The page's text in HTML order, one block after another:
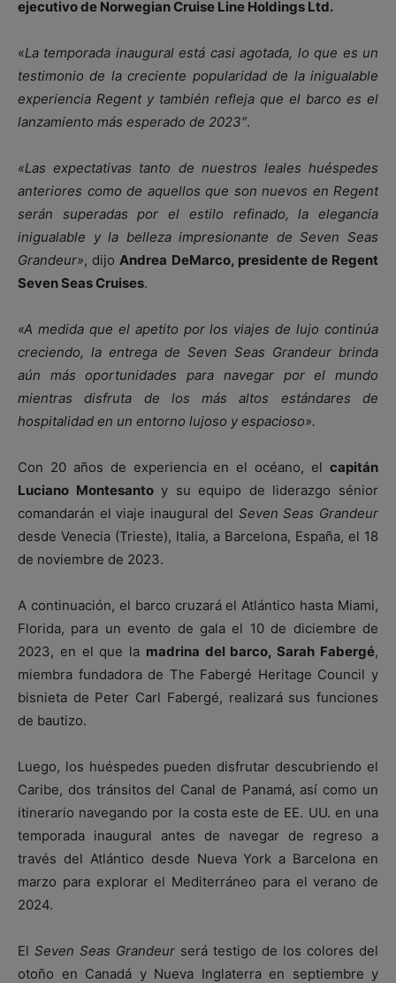
ejecutivo de Norwegian Cruise Line Holdings Ltd.
«La temporada inaugural está casi agotada, lo que es un
testimonio de la creciente popularidad de la inigualable
experiencia Regent y también refleja que el barco es el
lanzamiento más esperado de 2023″.
«Las expectativas tanto de nuestros leales huéspedes
anteriores como de aquellos que son nuevos en Regent
serán superadas por el estilo refinado, la elegancia
inigualable y la belleza impresionante de Seven Seas
Grandeur», dijoAndrea DeMarco, presidente de Regent
Seven Seas Cruises.
«A medida que el apetito por los viajes de lujo continúa
creciendo, la entrega de Seven Seas Grandeur brinda
aún más oportunidades para navegar por el mundo
mientras disfruta de los más altos estándares de
hospitalidad en un entorno lujoso y espacioso».
Con 20 años de experiencia en el océano, el capitán
Luciano Montesantoy su equipo de liderazgo sénior
comandarán el viaje inaugural del Seven Seas Grandeur
desde Venecia (Trieste), Italia, a Barcelona, España, el 18
de noviembre de 2023.
A continuación, el barco cruzará el Atlántico hasta Miami,
Florida, para un evento de gala el 10 de diciembre de
2023, en el que la madrina del barco, Sarah Fabergé,
miembra fundadora de The Fabergé Heritage Council y
bisnieta de Peter Carl Fabergé, realizará sus funciones
de bautizo.
Luego, los huéspedes pueden disfrutar descubriendo el
Caribe, dos tránsitos del Canal de Panamá, así como un
itinerario navegando por la costa este de EE. UU. en una
temporada inaugural antes de navegar de regreso a
través del Atlántico desde Nueva York a Barcelona en
marzo para explorar el Mediterráneo para el verano de
2024.
El Seven Seas Grandeur será testigo de los colores del
otoño en Canadá y Nueva Inglaterra en septiembre y